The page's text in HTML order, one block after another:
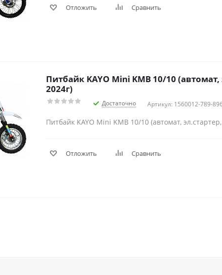
Отложить Сравнить
Питбайк KAYO Mini KMB 10/10 (автомат,
2024г)
Достаточно Артикул: 1560012-789-
Питбайк KAYO Mini KMB 10/10 (автомат,
Отложить Сравнить